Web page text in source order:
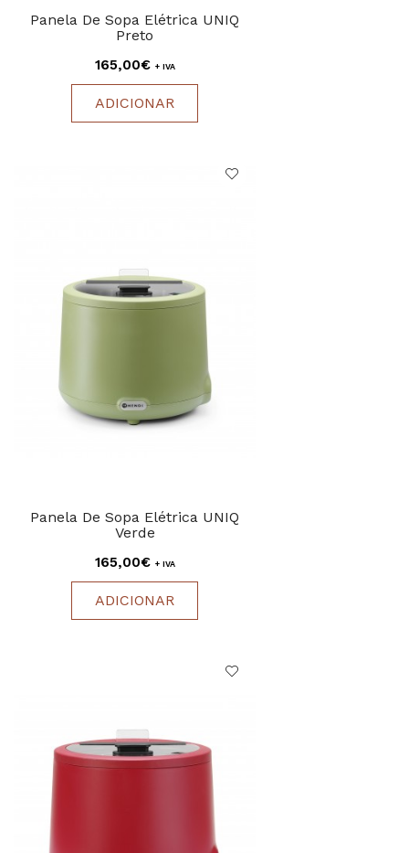
Panela De Sopa Elétrica UNIQ
Preto
165,00€ + IVA
ADICIONAR
Panela De Sopa Elétrica UNIQ
Verde
165,00€ + IVA
ADICIONAR